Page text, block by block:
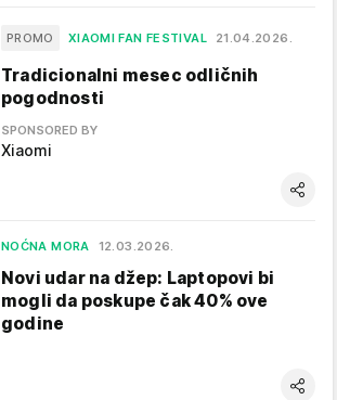
PROMO XIAOMI FAN FESTIVAL 21.04.2026.
Tradicionalni mesec odličnih
pogodnosti
SPONSORED BY
Xiaomi
NOĆNA MORA 12.03.2026.
Novi udar na džep: Laptopovi bi
mogli da poskupe čak 40% ove
godine